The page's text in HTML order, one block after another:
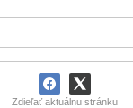
Zdieľať aktuálnu stránku